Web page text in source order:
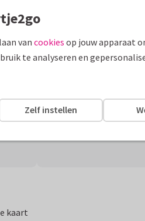
kaart
vancookies op jouw apparaat
te analyseren en
Zelf instellen